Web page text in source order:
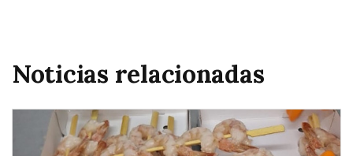
Noticias relacionadas